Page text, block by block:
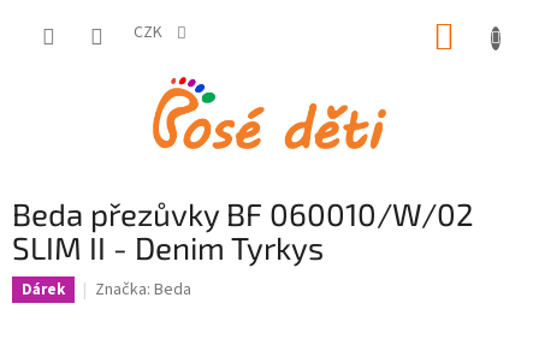
CZK
Beda přezůvky BF 060010/W/02
SLIM II - Denim Tyrkys
Dárek Značka: Beda